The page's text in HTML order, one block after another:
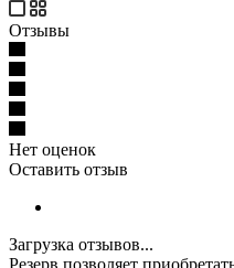
Отзывы
Нет оценок
Оставить отзыв
Загрузка отзывов...
Резерв позволяет